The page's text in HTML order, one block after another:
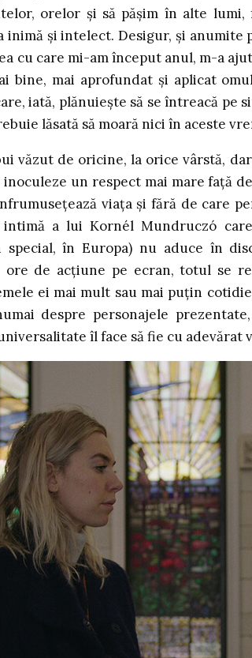
orelor și să pășim în alte lumi,
inimă și intelect. Desigur, și anumite
cu care mi-am început anul, m-a
bine, mai aprofundat și aplicat
iată, plănuiește să se întreacă pe
lăsată să moară nici în aceste
văzut de oricine, la orice vârstă,
un respect mai mare față
viața și fără de care
a lui Kornél Mundruczó
special, în Europa) nu aduce în
ore de acțiune pe ecran, totul se
ei mai mult sau mai puțin
despre personajele
îl face să fie cu